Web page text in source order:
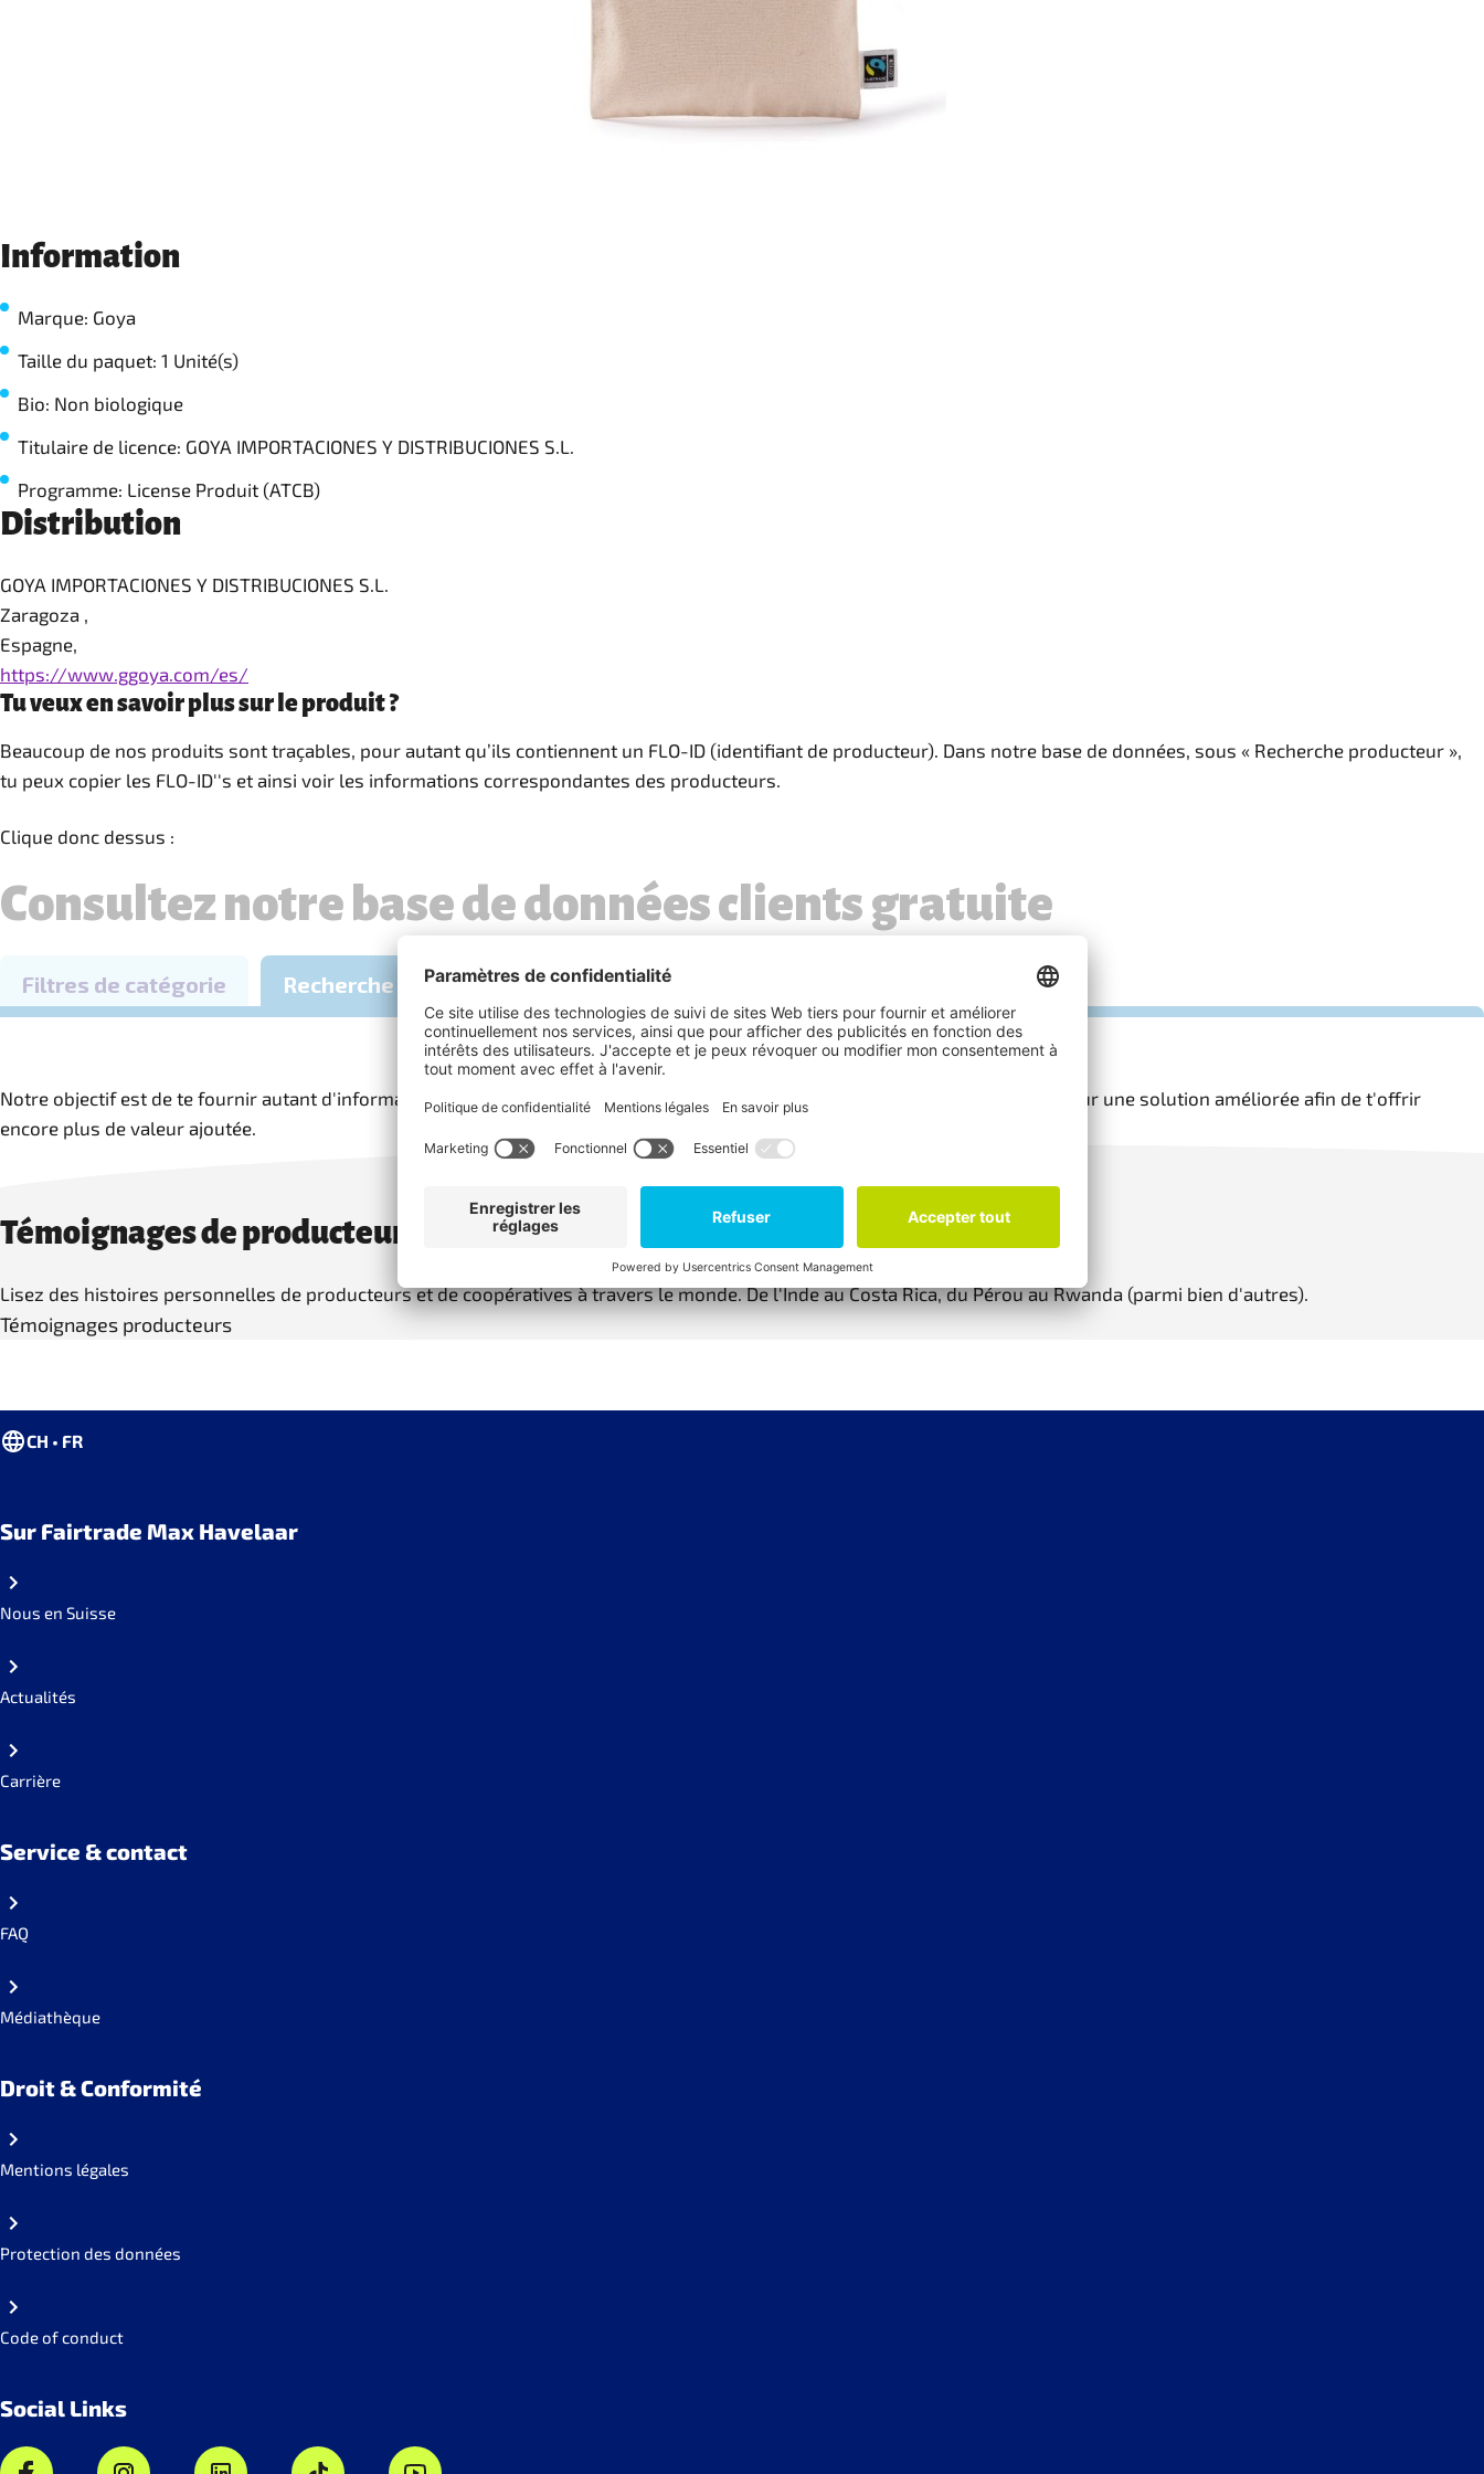
Information
Marque: Goya
Taille du paquet: 1 Unité(s)
Bio: Non biologique
Titulaire de licence: GOYA IMPORTACIONES Y DISTRIBUCIONES S.L.
Programme: License Produit (ATCB)
Distribution
GOYA IMPORTACIONES Y DISTRIBUCIONES S.L.
Zaragoza ,
Espagne,
https://www.ggoya.com/es/
Tu veux en savoir plus sur le produit ?
Beaucoup de nos produits sont traçables, pour autant qu’ils contiennent un FLO-ID (identifiant de producteur). Dans notre base de données, sous « Recherche producteur »,
tu peux copier les FLO-ID''s et ainsi voir les informations correspondantes des producteurs.
Clique donc dessus :
Rechercher d'autres produits
Notre objectif est de te fournir autant d'informations que possible sur nos produits et nos producteurs. Nous travaillons déjà sur une solution améliorée afin de t'offrir
encore plus de valeur ajoutée.
Témoignages de producteurs
Lisez des histoires personnelles de producteurs et de coopératives à travers le monde. De l'Inde au Costa Rica, du Pérou au Rwanda (parmi bien d'autres).
Témoignages producteurs
CH • FR
Sur Fairtrade Max Havelaar
Nous en Suisse
Actualités
Carrière
Service & contact
FAQ
Médiathèque
Droit & Conformité
Mentions légales
Protection des données
Code of conduct
Social Links